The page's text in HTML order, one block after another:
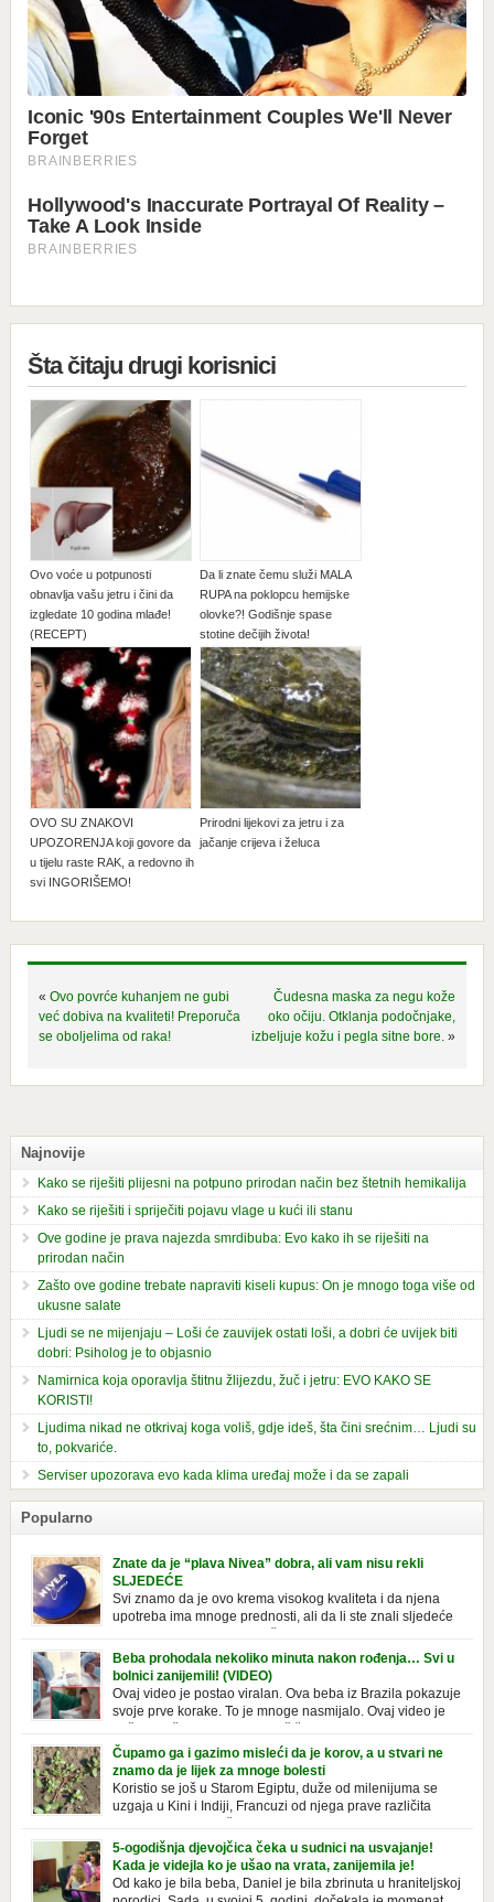
Šta čitaju drugi korisnici
Ovo voće u potpunosti
obnavlja vašu jetru i čini da
izgledate 10 godina mlađe!
(RECEPT)
Da li znate čemu služi MALA
RUPA na poklopcu hemijske
olovke?! Godišnje spase
stotine dečijih života!
OVO SU ZNAKOVI
UPOZORENJA koji govore da
u tijelu raste RAK, a redovno ih
svi INGORIŠEMO!
Prirodni lijekovi za jetru i za
jačanje crijeva i želuca
« Ovo povrće kuhanjem ne gubi
već dobiva na kvaliteti! Preporuča
se oboljelima od raka!
Čudesna maska za negu kože
oko očiju. Otklanja podočnjake,
izbeljuje kožu i pegla sitne bore. »
Najnovije
Kako se riješiti plijesni na potpuno prirodan način bez štetnih hemikalija
Kako se riješiti i spriječiti pojavu vlage u kući ili stanu
Ove godine je prava najezda smrdibuba: Evo kako ih se riješiti na
prirodan način
Zašto ove godine trebate napraviti kiseli kupus: On je mnogo toga više od
ukusne salate
Ljudi se ne mijenjaju – Loši će zauvijek ostati loši, a dobri će uvijek biti
dobri: Psiholog je to objasnio
Namirnica koja oporavlja štitnu žlijezdu, žuč i jetru: EVO KAKO SE
KORISTI!
Ljudima nikad ne otkrivaj koga voliš, gdje ideš, šta čini srećnim… Ljudi su
to, pokvariće.
Serviser upozorava evo kada klima uređaj može i da se zapali
Popularno
Znate da je “plava Nivea” dobra, ali vam nisu rekli
SLJEDEĆE
Svi znamo da je ovo krema visokog kvaliteta i da njena
upotreba ima mnoge prednosti, ali da li ste znali sljedeće
o njoj. Nivea krema u klasičnoj, plavoj kutiji,
prepoznatljivog mirisa i jednostavne formule, jeste nezamenljiv inventar
u kupatilima i muškaraca i žena. Mnogi ljudi se ne odvajaju od nje, pa je
čak nose sa […]
Beba prohodala nekoliko minuta nakon rođenja… Svi u
bolnici zanijemili! (VIDEO)
Ovaj video je postao viralan. Ova beba iz Brazila pokazuje
svoje prve korake. To je mnoge nasmijalo. Ovaj video je
baš neobičan. Ne viđamo baš često ovakve korake kod
novorođenih beba. Video je snimila babica, pregledalo ga je preko 80
miliona ljudi. Ove babice su ostale u čudu nakon što su vidjeli kako
beba želi […]
Čupamo ga i gazimo misleći da je korov, a u stvari ne
znamo da je lijek za mnoge bolesti
Koristio se još u Starom Egiptu, duže od milenijuma se
uzgaja u Kini i Indiji, Francuzi od njega prave različita
čupamo ga i bacamo kao korov! Tušt je jednogodišnji, ali vrlo uporan
“korov” koji, ka­da nam se jednom nastani u bašti ili dvorištu, teško ga se
5-ogodišnja djevojčica čeka u sudnici na usvajanje!
Kada je videjla ko je ušao na vrata, zanijemila je!
Od kako je bila beba, Daniel je bila zbrinuta u hraniteljskoj